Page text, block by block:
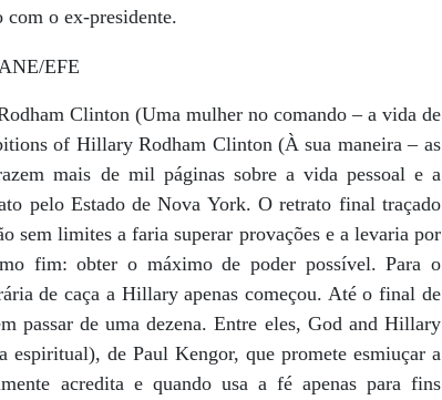
o ex-presidente.
Clinton (Uma mulher no comando – a vida de
of Hillary Rodham Clinton (À sua maneira – as
mais de mil páginas sobre a vida pessoal e a
pelo Estado de Nova York. O retrato final traçado
sem limites a faria superar provações e a levaria por
fim: obter o máximo de poder possível. Para o
de caça a Hillary apenas começou. Até o final de
passar de uma dezena. Entre eles, God and Hillary
de Paul Kengor, que promete esmiuçar a
acredita e quando usa a fé apenas para fins